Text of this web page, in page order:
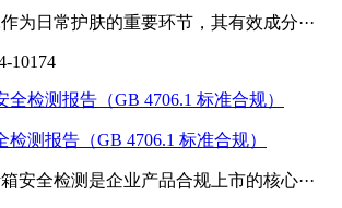
为日常护肤的重要环节，其有效成分···
10174
检测报告（GB 4706.1 标准合规）
安全检测是企业产品合规上市的核心···